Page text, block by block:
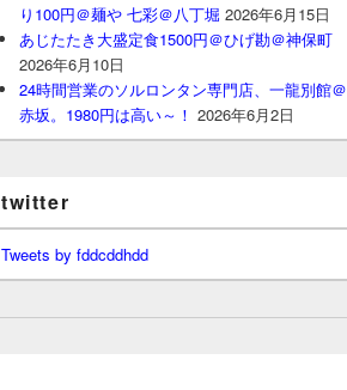
り100円＠麺や 七彩＠八丁堀 2026年6月15日
あじたたき大盛定食1500円＠ひげ勘＠神保町
2026年6月10日
24時間営業のソルロンタン専門店、一龍別館＠
赤坂。1980円は高い～！ 2026年6月2日
twitter
Tweets by fddcddhdd